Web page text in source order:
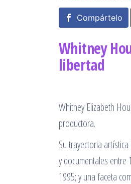
Compártelo
Whitney
libertad
Whitney Elizabeth
productora.
Su trayectoria
y documentales entre
1995; y una faceta